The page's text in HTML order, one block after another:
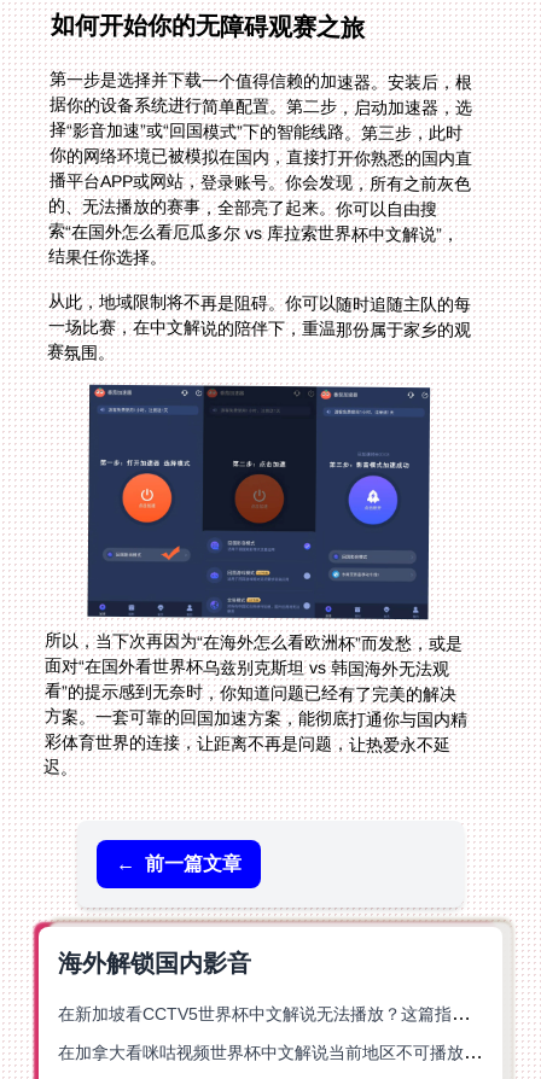
如何开始你的无障碍观赛之旅
第一步是选择并下载一个值得信赖的加速器。安装后，根
据你的设备系统进行简单配置。第二步，启动加速器，选
择“影音加速”或“回国模式”下的智能线路。第三步，此时
你的网络环境已被模拟在国内，直接打开你熟悉的国内直
播平台APP或网站，登录账号。你会发现，所有之前灰色
的、无法播放的赛事，全部亮了起来。你可以自由搜
索“在国外怎么看厄瓜多尔 vs 库拉索世界杯中文解说”，
结果任你选择。
从此，地域限制将不再是阻碍。你可以随时追随主队的每
一场比赛，在中文解说的陪伴下，重温那份属于家乡的观
赛氛围。
所以，当下次再因为“在海外怎么看欧洲杯”而发愁，或是
面对“在国外看世界杯乌兹别克斯坦 vs 韩国海外无法观
看”的提示感到无奈时，你知道问题已经有了完美的解决
方案。一套可靠的回国加速方案，能彻底打通你与国内精
彩体育世界的连接，让距离不再是问题，让热爱永不延
迟。
← 前一篇文章
海外解锁国内影音
在新加坡看CCTV5世界杯中文解说无法播放？这篇指南帮你解锁海外体育直播自由
在加拿大看咪咕视频世界杯中文解说当前地区不可播放？这篇指南帮你一键解决